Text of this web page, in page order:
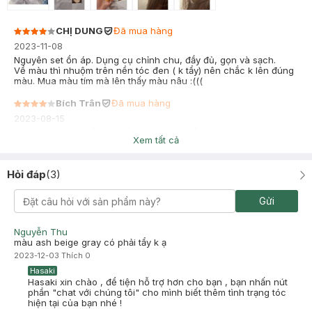
CHỊ DUNG
Đã mua hàng
2023-11-08
Nguyên set ổn áp. Dụng cụ chỉnh chu, đầy đủ, gọn và sạch.
Về màu thì nhuộm trên nền tóc đen ( k tẩy) nên chắc k lên đúng
màu. Mua màu tím mà lên thấy màu nâu :(((
Bích Trân
Đã mua hàng
2023-08-15
trên hình nhưng có thể gội 1-2 lần phai ra sẽ sáng hơn. ra nắng
Xem tất cả
Hỏi đáp(3)
Gửi
Nguyễn Thu
màu ash beige gray có phải tẩy k ạ
2023-12-03 Thích 0
Hasaki
Hasaki xin chào , để tiện hỗ trợ hơn cho bạn , bạn nhấn nút
phần "chat với chúng tôi" cho mình biết thêm tình trạng tóc
hiện tại của bạn nhé !